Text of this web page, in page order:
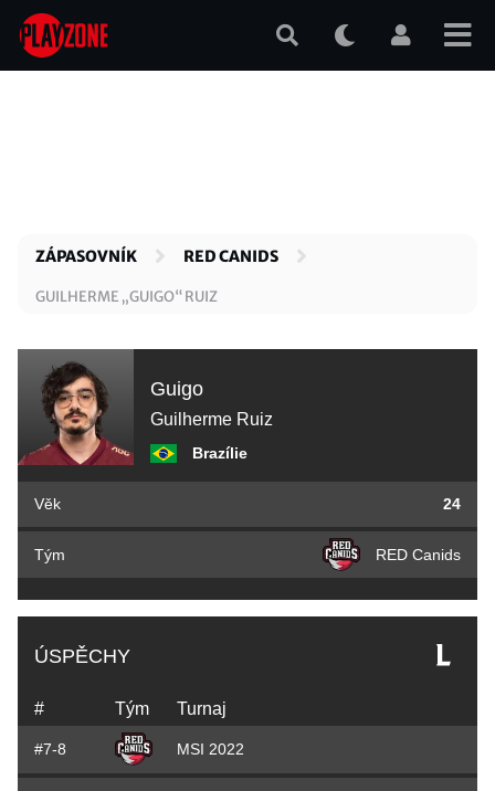
Přejít
hlavnímu
ZÁPASOVNÍK RED CANIDS
GUILHERME „GUIGO“ RUIZ
Guigo
Guilherme Ruiz
Brazílie
Věk 24
Tým RED Canids
ÚSPĚCHY
# Tým Turnaj
#7-8 MSI 2022